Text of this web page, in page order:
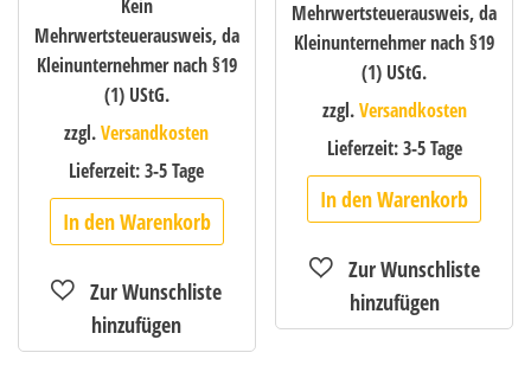
Kein
Mehrwertsteuerausweis, da
Kleinunternehmer nach §19
(1) UStG.
zzgl.Versandkosten
Lieferzeit:3-5 Tage
In den Warenkorb
Mehrwertsteuerausweis, da
Kleinunternehmer nach §19
(1) UStG.
zzgl.Versandkosten
Lieferzeit:3-5 Tage
In den Warenkorb